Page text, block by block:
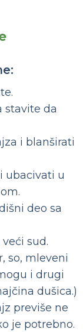
stavite da
i blanširati
ubacivati u
deo sa
sud.
so, mleveni
i drugi
dušica.)
previše ne
je potrebno.